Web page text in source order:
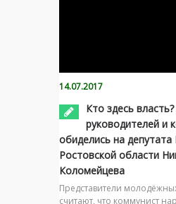
14.07.2017
Кто здесь
руководителей и
обиделись на
Ростовской области
Коломейцева
Представители
считают, что коммунист